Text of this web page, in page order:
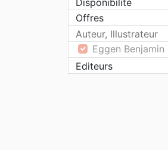
Offres
Auteur, Illustrateur
Eggen Benjamin
Editeurs